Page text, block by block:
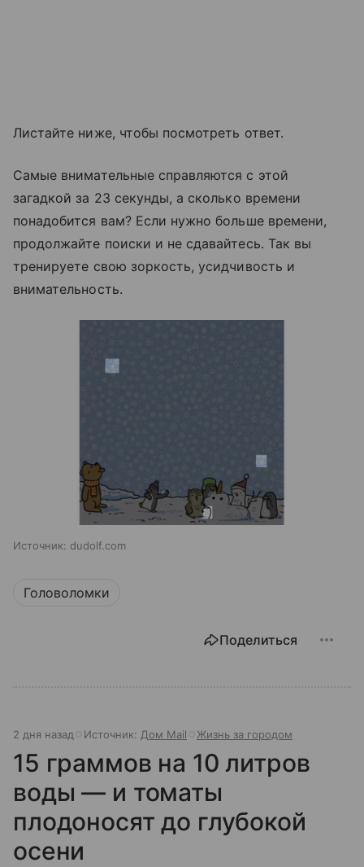
Листайте ниже, чтобы посмотреть ответ.
Самые внимательные справляются с этой
загадкой за 23 секунды, а сколько времени
понадобится вам? Если нужно больше времени,
продолжайте поиски и не сдавайтесь. Так вы
тренируете свою зоркость, усидчивость и
внимательность.
Источник: dudolf.com
Головоломки
Поделиться
2 дня назад Источник: Дом Mail Жизнь за городом
15 граммов на 10 литров
воды — и томаты
плодоносят до глубокой
осени